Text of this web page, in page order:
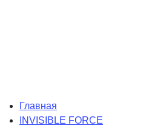
Главная
INVISIBLE FORCE